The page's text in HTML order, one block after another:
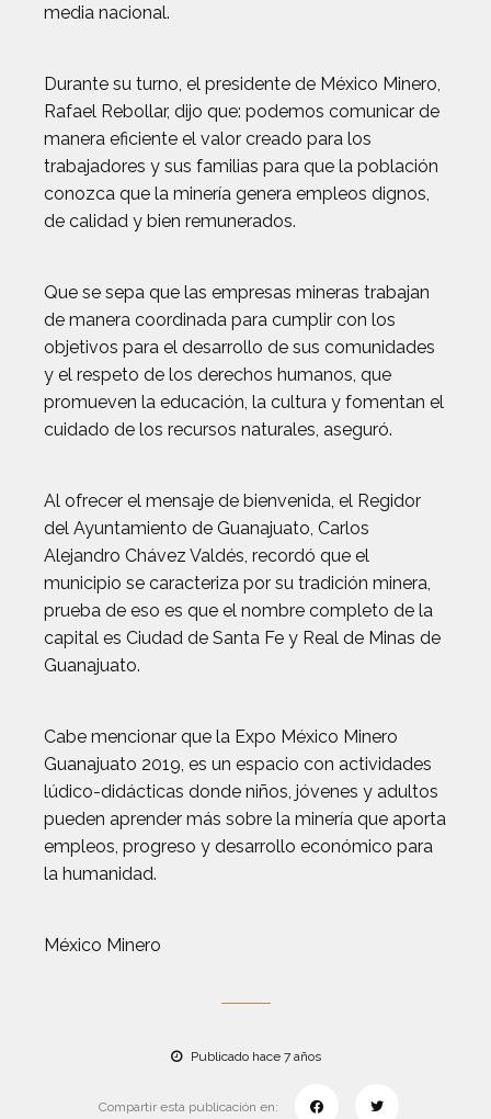
media nacional.
Durante su turno, el presidente de México Minero,
Rafael Rebollar, dijo que: podemos comunicar de
manera eficiente el valor creado para los
trabajadores y sus familias para que la población
conozca que la minería genera empleos dignos,
de calidad y bien remunerados.
Que se sepa que las empresas mineras trabajan
de manera coordinada para cumplir con los
objetivos para el desarrollo de sus comunidades
y el respeto de los derechos humanos, que
promueven la educación, la cultura y fomentan el
cuidado de los recursos naturales, aseguró.
Al ofrecer el mensaje de bienvenida, el Regidor
del Ayuntamiento de Guanajuato, Carlos
Alejandro Chávez Valdés, recordó que el
municipio se caracteriza por su tradición minera,
prueba de eso es que el nombre completo de la
capital es Ciudad de Santa Fe y Real de Minas de
Guanajuato.
Cabe mencionar que la Expo México Minero
Guanajuato 2019, es un espacio con actividades
lúdico-didácticas donde niños, jóvenes y adultos
pueden aprender más sobre la minería que aporta
empleos, progreso y desarrollo económico para
la humanidad.
México Minero
Publicado hace 7 años
Compartir esta publicación en: